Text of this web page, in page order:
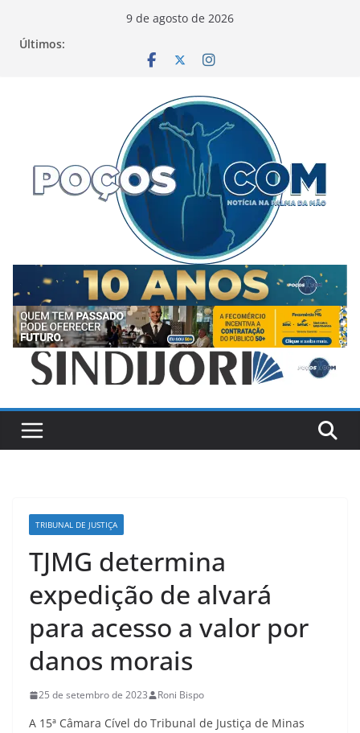
9 de agosto de 2026
Últimos:
TRIBUNAL DE JUSTIÇA
TJMG determina
expedição de alvará
para acesso a valor por
danos morais
25 de setembro de 2023 Roni Bispo
A 15ª Câmara Cível do Tribunal de Justiça de Minas